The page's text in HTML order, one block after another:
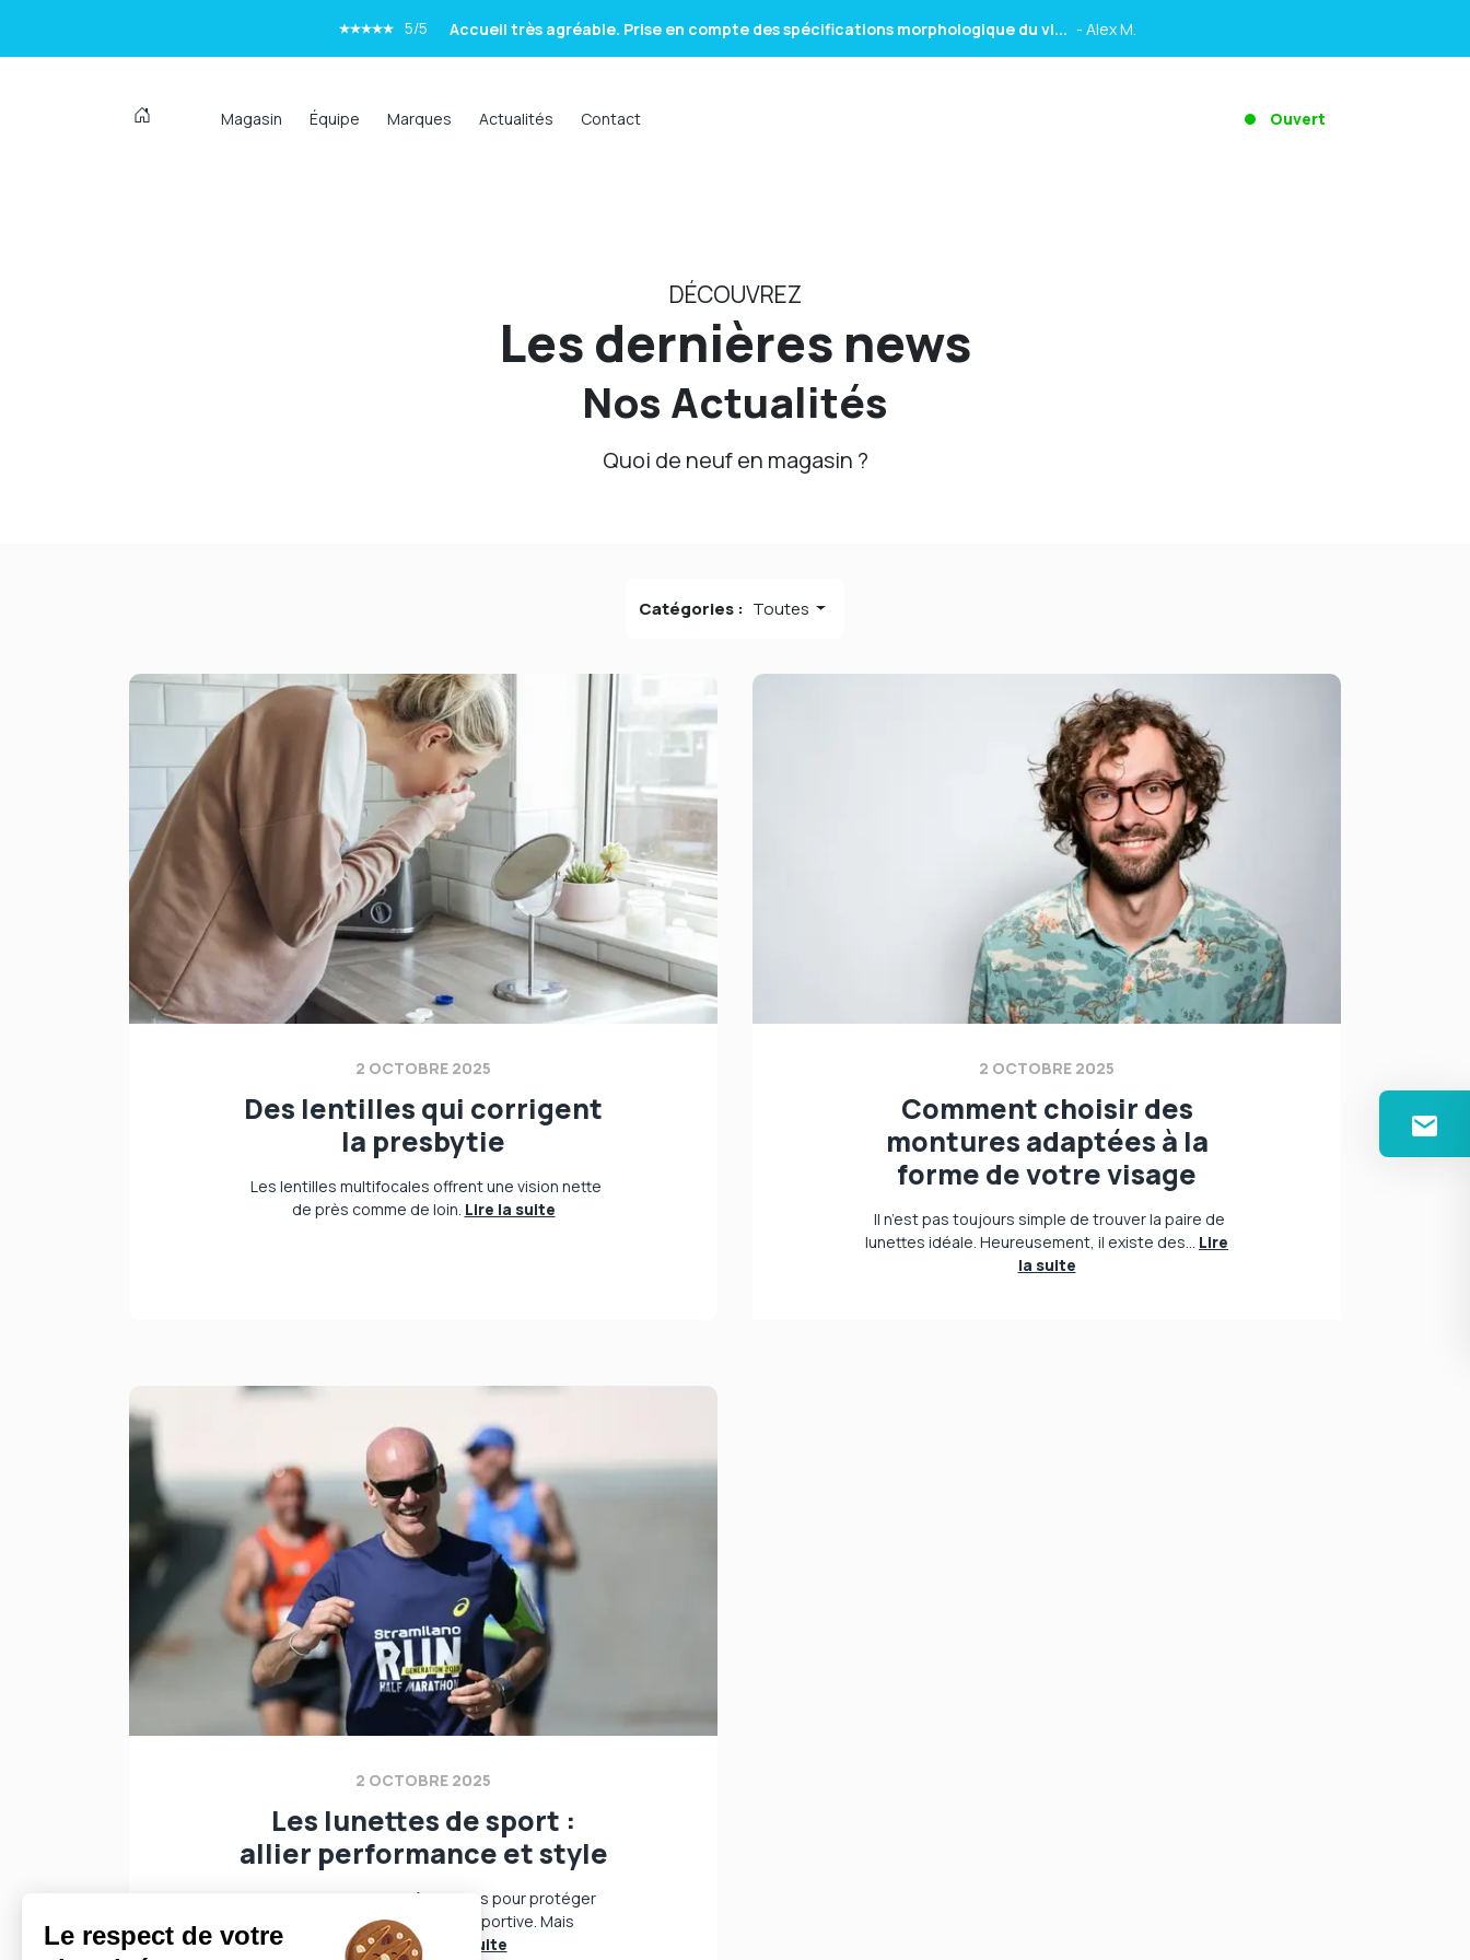
5/5 Professionnels à l\'écoute , et de bon conseil pour un choix de lunettes diff... - Amel D.
Magasin Équipe Marques Actualités Contact Ouvert
DÉCOUVREZ
Les dernières news
Nos Actualités
Quoi de neuf en magasin ?
Catégories : Toutes
2 OCTOBRE 2025
Des lentilles qui corrigent
la presbytie
Les lentilles multifocales offrent une vision nette
de près comme de loin. Lire la suite
2 OCTOBRE 2025
Comment choisir des
montures adaptées à la
forme de votre visage
Il n’est pas toujours simple de trouver la paire de
lunettes idéale. Heureusement, il existe des... Lire
la suite
2 OCTOBRE 2025
Les lunettes de sport :
allier performance et style
Les lunettes peuvent être utiles pour protéger
ses yeux lors d’une activité sportive. Mais
commen...Lire la suite